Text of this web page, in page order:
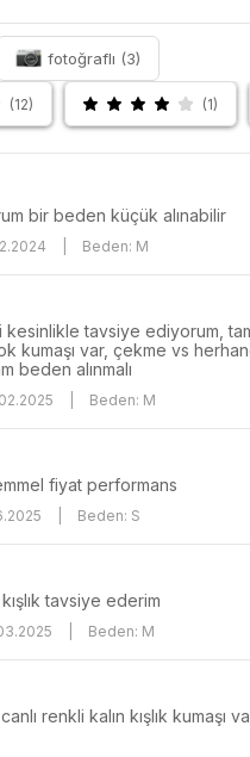
fotoğraflı (3)
(12) (1)
bir beden küçük alınabilir
Beden: M
tavsiye ediyorum, tam
kumaşı var, çekme vs
beden alınmalı
Beden: M
fiyat performans
Beden: S
tavsiye ederim
Beden: M
renkli kalın kışlık kumaşı